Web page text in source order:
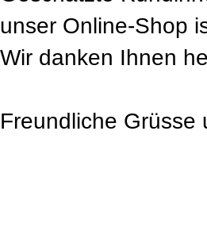
unser Online-Shop
Wir danken Ihnen
Freundliche Grüsse